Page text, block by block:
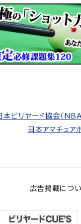
ビリヤード協会（NBA
日本アマチュア
広告掲載につ